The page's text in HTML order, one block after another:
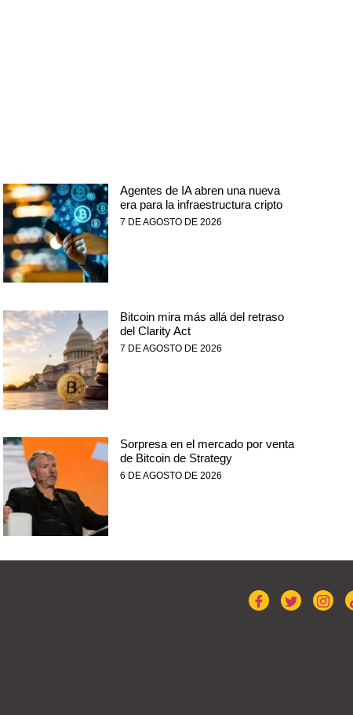
Agentes de IA abren una nueva
era para la infraestructura cripto
7 DE AGOSTO DE 2026
Bitcoin mira más allá del retraso
del Clarity Act
7 DE AGOSTO DE 2026
Sorpresa en el mercado por venta
de Bitcoin de Strategy
6 DE AGOSTO DE 2026